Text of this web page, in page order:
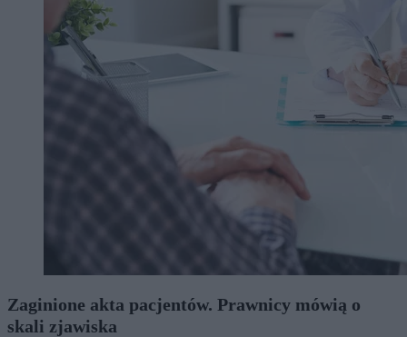
Zaginione akta pacjentów. Prawnicy mówią o
skali zjawiska